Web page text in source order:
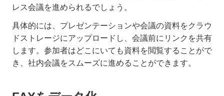
レス会議を進められるでしょう。
具体的には、プレゼンテーションや会議の資料をクラウ
ドストレージにアップロードし、会議前にリンクを共有
します。参加者はどこにいても資料を閲覧することがで
き、社内会議をスムーズに進めることができます。